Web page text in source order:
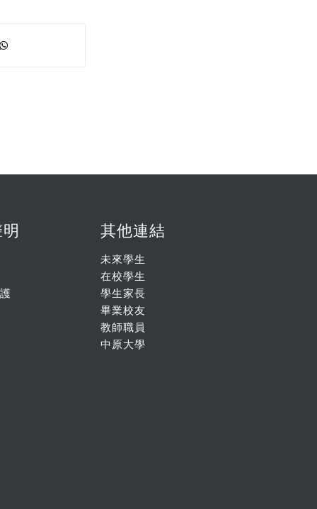
其他連結
未來學生
在校學生
學生家長
畢業校友
教師職員
中原大學